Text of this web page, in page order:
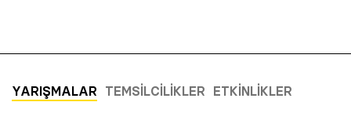
YARIŞMALAR TEMSILCILIKLER ETKINLIKLER